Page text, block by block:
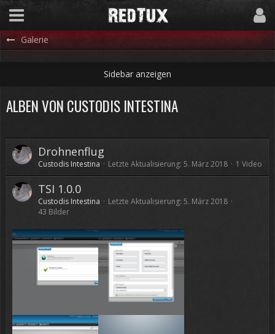
Galerie
ALBEN VON CUSTODIS INTESTINA
Drohnenflug
Custodis Intestina Letzte Aktualisierung: 5. März 2018 1 Video
TSI 1.0.0
Custodis Intestina Letzte Aktualisierung: 5. März 2018
43 Bilder